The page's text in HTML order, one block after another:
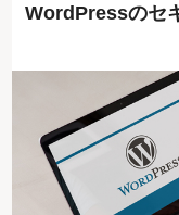
WordPressのセ